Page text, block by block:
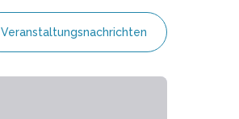
Veranstaltungsnachrichten